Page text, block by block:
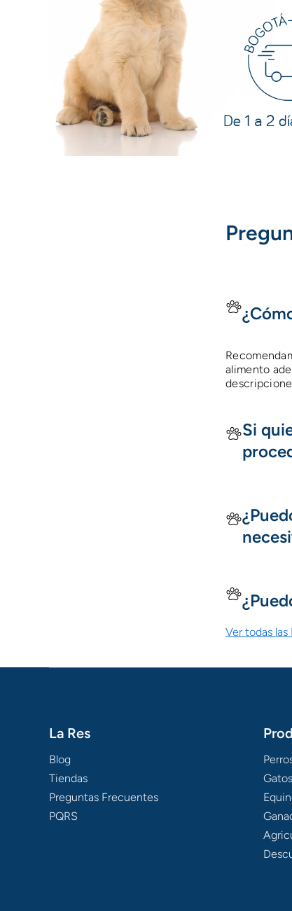
alimento
Si
Ver todas
La Res
Blog
Tiendas
Preguntas Frecuentes
PQRS
Gatos